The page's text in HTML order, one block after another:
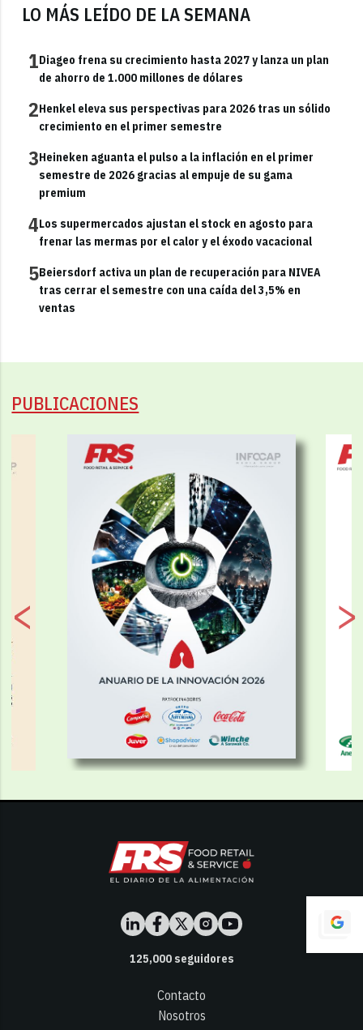
LO MÁS LEÍDO DE LA SEMANA
1Diageo frena su crecimiento hasta 2027 y lanza un plan
de ahorro de 1.000 millones de dólares
2Henkel eleva sus perspectivas para 2026 tras un sólido
crecimiento en el primer semestre
3Heineken aguanta el pulso a la inflación en el primer
semestre de 2026 gracias al empuje de su gama
premium
4Los supermercados ajustan el stock en agosto para
frenar las mermas por el calor y el éxodo vacacional
5Beiersdorf activa un plan de recuperación para NIVEA
tras cerrar el semestre con una caída del 3,5% en
ventas
PUBLICACIONES
125,000seguidores
Contacto
Nosotros